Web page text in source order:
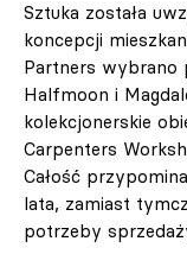
Sztuka została
koncepcji
Partners wybrano
Halfmoon i
kolekcjonerskie
Carpenters
Całość
lata, zamiast
potrzeby